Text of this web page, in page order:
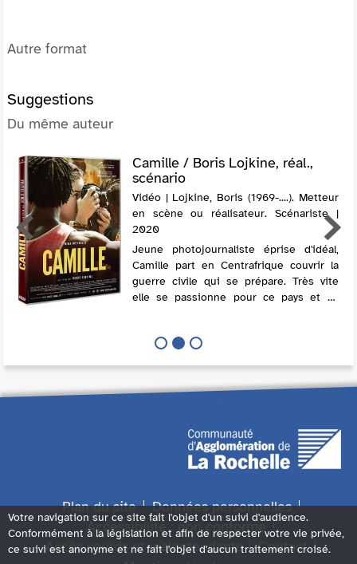
Autre format
Suggestions
Du même auteur
Camille / Boris Lojkine, réal.,
scénario
Vidéo | Lojkine, Boris (1969-....). Metteur
en scène ou réalisateur. Scénariste |
2020
Jeune photojournaliste éprise d'idéal,
Camille part en Centrafrique couvrir la
guerre civile qui se prépare. Très vite
elle se passionne pour ce pays et sa
Plan du site
Données personnelles
Accessibilité : non conforme
Accès sourds et malentendants
Contact
Votre navigation sur ce site fait l'objet d'un suivi d'audience.
Conformément à la législation et afin de respecter votre vie privée,
ce suivi est anonyme et ne fait l'objet d'aucun traitement croisé.